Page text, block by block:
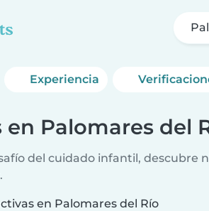
Experiencia
en Palomares del
del cuidado infantil, descubre
en Palomares del Río